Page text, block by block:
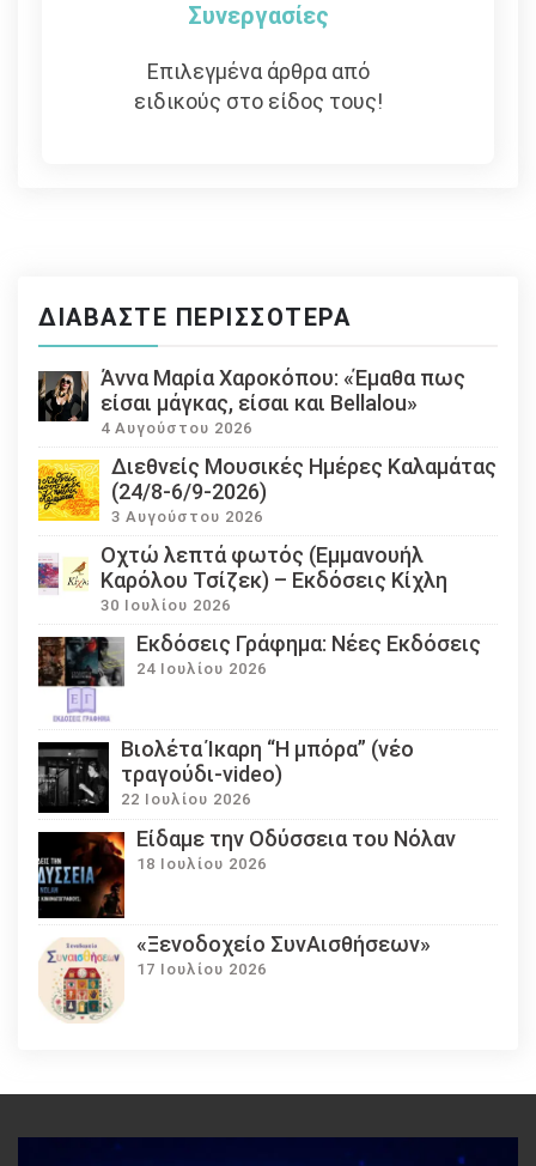
Συνεργασίες
Επιλεγμένα άρθρα από
ειδικούς στο είδος τους!
ΔΙΑΒΆΣΤΕ ΠΕΡΙΣΣΌΤΕΡΑ
Άννα Μαρία Χαροκόπου: «Έμαθα πως
είσαι μάγκας, είσαι και Bellalou»
4 Αυγούστου 2026
Διεθνείς Μουσικές Ημέρες Καλαμάτας
(24/8-6/9-2026)
3 Αυγούστου 2026
Οχτώ λεπτά φωτός (Εμμανουήλ
Καρόλου Τσίζεκ) – Εκδόσεις Κίχλη
30 Ιουλίου 2026
Εκδόσεις Γράφημα: Νέες Εκδόσεις
24 Ιουλίου 2026
Βιολέτα Ίκαρη “Η μπόρα” (νέο
τραγούδι-video)
22 Ιουλίου 2026
Eίδαμε την Οδύσσεια του Νόλαν
18 Ιουλίου 2026
«Ξενοδοχείο ΣυνΑισθήσεων»
17 Ιουλίου 2026